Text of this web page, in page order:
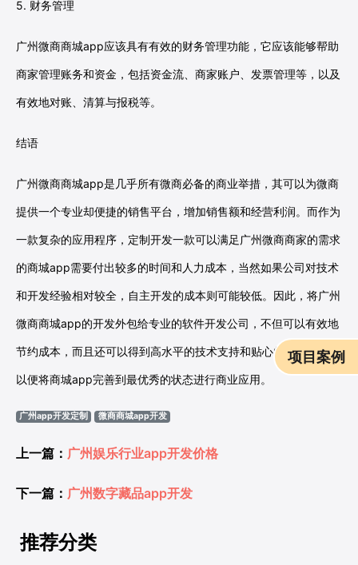
5. 财务管理
广州微商商城app应该具有有效的财务管理功能，它应该能够帮助
商家管理账务和资金，包括资金流、商家账户、发票管理等，以及
有效地对账、清算与报税等。
结语
广州微商商城app是几乎所有微商必备的商业举措，其可以为微商
提供一个专业却便捷的销售平台，增加销售额和经营利润。而作为
一款复杂的应用程序，定制开发一款可以满足广州微商商家的需求
的商城app需要付出较多的时间和人力成本，当然如果公司对技术
和开发经验相对较全，自主开发的成本则可能较低。因此，将广州
微商商城app的开发外包给专业的软件开发公司，不但可以有效地
节约成本，而且还可以得到高水平的技术支持和贴心的售后服务，
以便将商城app完善到最优秀的状态进行商业应用。
广州app开发定制 微商商城app开发
上一篇： 广州娱乐行业app开发价格
下一篇： 广州数字藏品app开发
推荐分类
项目案例